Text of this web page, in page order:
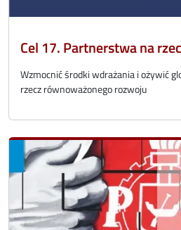
Cel 17. Partnerstwa na
Wzmocnić środki wdrażania i ożywić
rzecz równoważonego rozwoju